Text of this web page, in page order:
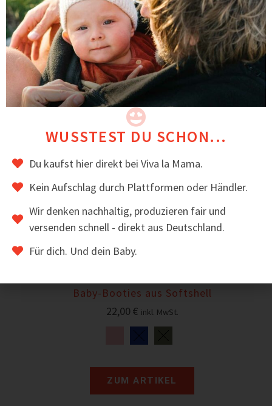
Das könnte dir auch gefallen
Baby-Booties aus Softshell
22,00 € inkl. MwSt.
ZUM ARTIKEL
WUSSTEST DU SCHON...
Du kaufst hier direkt bei Viva la Mama.
Kein Aufschlag durch Plattformen oder Händler.
Wir denken nachhaltig, produzieren fair und
versenden schnell - direkt aus Deutschland.
Für dich. Und dein Baby.